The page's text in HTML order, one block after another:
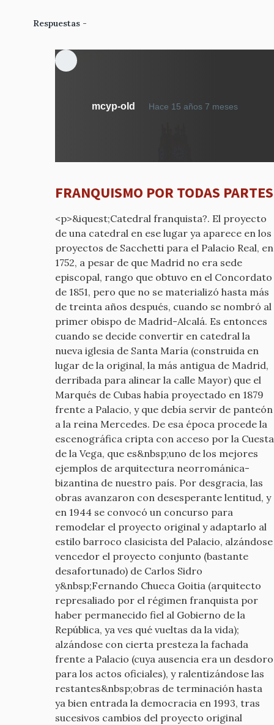
Respuestas
mcyp-old Hace 15 años 7 mesesEn
por
old
FRANQUISMO POR TODAS PARTES
<p>&iquest;Catedral franquista?. El proyecto
de una catedral en ese lugar ya aparece en los
proyectos de Sacchetti para el Palacio Real, en
1752, a pesar de que Madrid no era sede
episcopal, rango que obtuvo en el Concordato
de 1851, pero que no se materializó hasta más
de treinta años después, cuando se nombró al
primer obispo de Madrid-Alcalá. Es entonces
cuando se decide convertir en catedral la
nueva iglesia de Santa María (construida en
lugar de la original, la más antigua de Madrid,
derribada para alinear la calle Mayor) que el
Marqués de Cubas había proyectado en 1879
frente a Palacio, y que debía servir de panteón
a la reina Mercedes. De esa época procede la
escenográfica cripta con acceso por la Cuesta
de la Vega, que es&nbsp;uno de los mejores
ejemplos de arquitectura neorrománica-
bizantina de nuestro país. Por desgracia, las
obras avanzaron con desesperante lentitud, y
en 1944 se convocó un concurso para
remodelar el proyecto original y adaptarlo al
estilo barroco clasicista del Palacio, alzándose
vencedor el proyecto conjunto (bastante
desafortunado) de Carlos Sidro
y&nbsp;Fernando Chueca Goitia (arquitecto
represaliado por el régimen franquista por
haber permanecido fiel al Gobierno de la
República, ya ves qué vueltas da la vida);
alzándose con cierta presteza la fachada
frente a Palacio (cuya ausencia era un desdoro
para los actos oficiales), y ralentizándose las
restantes&nbsp;obras de terminación hasta
ya bien entrada la democracia en 1993, tras
sucesivos cambios del proyecto original